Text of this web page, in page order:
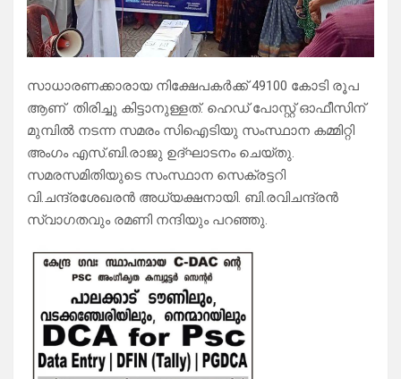
സാധാരണക്കാരായ നിക്ഷേപകർക്ക് 49100 കോടി രൂപ
ആണ് തിരിച്ചു കിട്ടാനുള്ളത്. ഹെഡ് പോസ്റ്റ് ഓഫീസിന്
മുമ്പിൽ നടന്ന സമരം സിഐടിയു സംസ്ഥാന കമ്മിറ്റി
അംഗം എസ്.ബി.രാജു ഉദ്ഘാടനം ചെയ്തു.
സമരസമിതിയുടെ സംസ്ഥാന സെക്രട്ടറി
വി.ചന്ദ്രശേഖരൻ അധ്യക്ഷനായി. ബി.രവിചന്ദ്രൻ
സ്വാഗതവും രമണി നന്ദിയും പറഞ്ഞു.